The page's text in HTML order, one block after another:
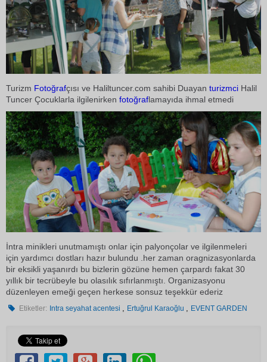
Turizm Fotoğrafçısı ve Haliltuncer.com sahibi Duayan turizmci Halil
Tuncer Çocuklarla ilgilenirken fotoğraflamayıda ihmal etmedi
İntra minikleri unutmamıştı onlar için palyonçolar ve ilgilenmeleri
için yardımcı dostları hazır bulundu .her zaman oragnizasyonlarda
bir eksikli yaşanırdı bu bizlerin gözüne hemen çarpardı fakat 30
yıllık bir tecrübeyle bu olasılık sıfırlanmıştı. Organizasyonu
düzenleyen emeği geçen herkese sonsuz teşekkür ederiz
Etiketler: Intra seyahat acentesi Ertuğrul Karaoğlu EVENT GARDEN